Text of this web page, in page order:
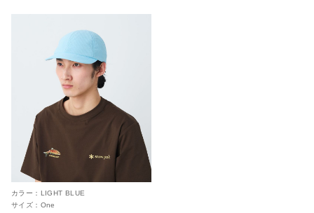
カラー： LIGHT BLUE
サイズ： One